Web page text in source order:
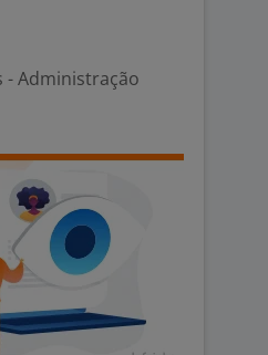
- Administração